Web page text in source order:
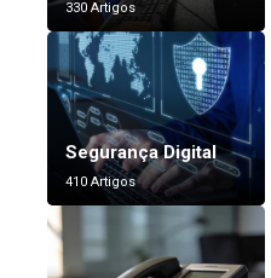
330 Artigos
Segurança Digital
410 Artigos